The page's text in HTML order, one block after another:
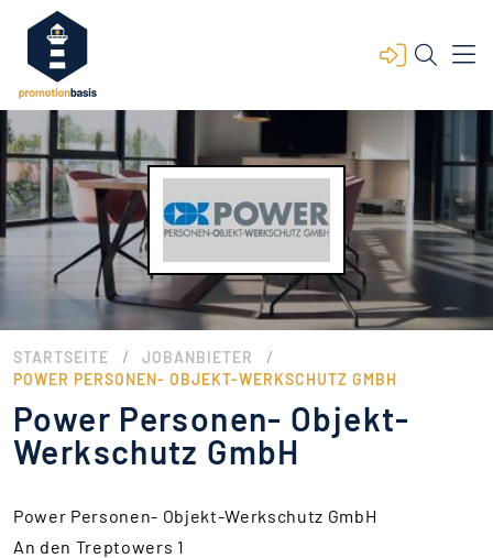
STARTSEITE / JOBANBIETER /
POWER PERSONEN- OBJEKT-WERKSCHUTZ GMBH
Power Personen- Objekt-
Werkschutz GmbH
Power Personen- Objekt-Werkschutz GmbH
An den Treptowers 1